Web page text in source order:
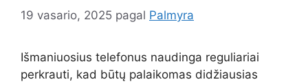
19 vasario, 2025 pagal Palmyra
Išmaniuosius telefonus naudinga reguliariai
perkrauti, kad būtų palaikomas didžiausias